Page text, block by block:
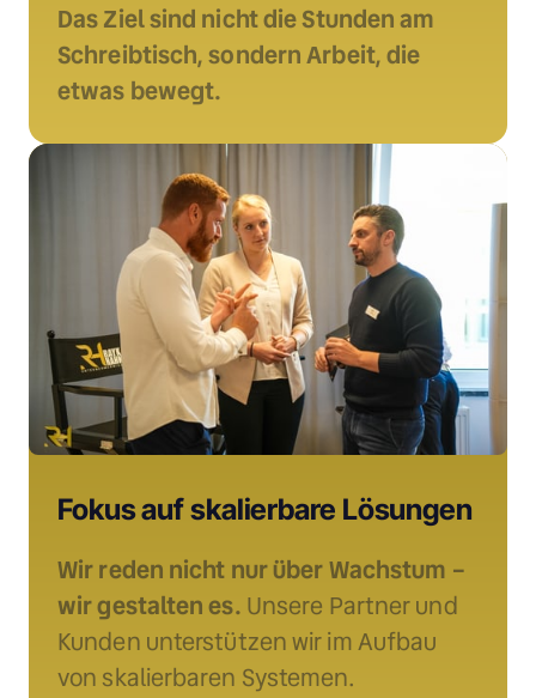
Das Ziel sind nicht die Stunden am
Schreibtisch, sondern Arbeit, die
etwas bewegt.
Fokus auf skalierbare Lösungen
Wir reden nicht nur über Wachstum –
wir gestalten es. Unsere Partner und
Kunden unterstützen wir im Aufbau
von skalierbaren Systemen.